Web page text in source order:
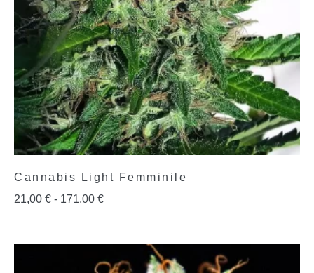
Cannabis Light Femminile
21,00 € - 171,00 €